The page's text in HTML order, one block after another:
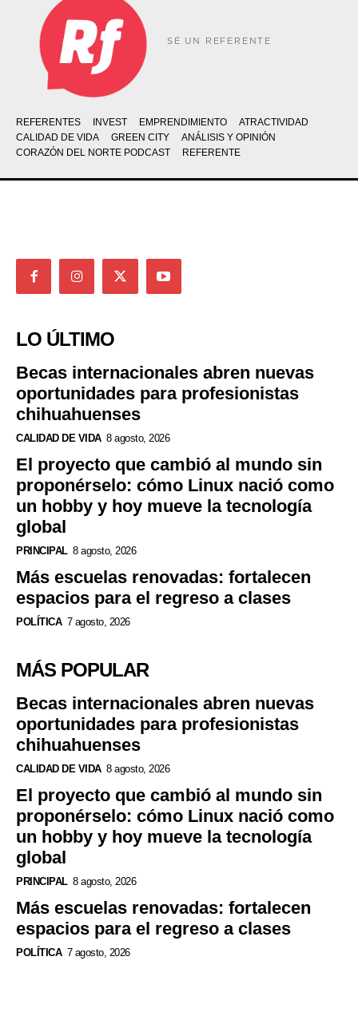
SÉ UN REFERENTE
REFERENTES INVEST EMPRENDIMIENTO
ATRACTIVIDAD
CALIDAD DE VIDA
GREEN CITY
ANÁLISIS Y OPINIÓN
CORAZÓN DEL NORTE PODCAST
REFERENTE
LO ÚLTIMO
Becas internacionales abren nuevas
oportunidades para profesionistas
chihuahuenses
CALIDAD DE VIDA 8 agosto, 2026
El proyecto que cambió al mundo sin
proponérselo: cómo Linux nació como
un hobby y hoy mueve la tecnología
global
PRINCIPAL 8 agosto, 2026
Más escuelas renovadas: fortalecen
espacios para el regreso a clases
POLÍTICA 7 agosto, 2026
MÁS POPULAR
Becas internacionales abren nuevas
oportunidades para profesionistas
chihuahuenses
CALIDAD DE VIDA 8 agosto, 2026
El proyecto que cambió al mundo sin
proponérselo: cómo Linux nació como
un hobby y hoy mueve la tecnología
global
PRINCIPAL 8 agosto, 2026
Más escuelas renovadas: fortalecen
espacios para el regreso a clases
POLÍTICA 7 agosto, 2026